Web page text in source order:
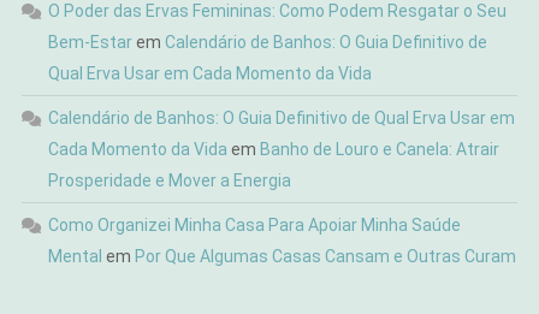
O Poder das Ervas Femininas: Como Podem Resgatar o Seu
Bem-Estarem Calendário de Banhos: O Guia Definitivo de
Qual Erva Usar em Cada Momento da Vida
Calendário de Banhos: O Guia Definitivo de Qual Erva Usar em
Cada Momento da Vida em Banho de Louro e Canela: Atrair
Prosperidade e Mover a Energia
Como Organizei Minha Casa Para Apoiar Minha Saúde
Mental em Por Que Algumas Casas Cansam e Outras Curam